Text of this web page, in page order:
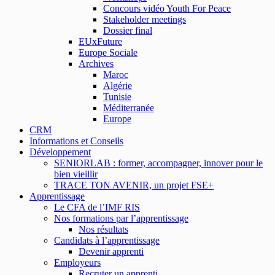
Concours vidéo Youth For Peace
Stakeholder meetings
Dossier final
EUxFuture
Europe Sociale
Archives
Maroc
Algérie
Tunisie
Méditerranée
Europe
CRM
Informations et Conseils
Développement
SENIORLAB : former, accompagner, innover pour le
bien vieillir
TRACE TON AVENIR, un projet FSE+
Apprentissage
Le CFA de l’IMF RIS
Nos formations par l’apprentissage
Nos résultats
Candidats à l’apprentissage
Devenir apprenti
Employeurs